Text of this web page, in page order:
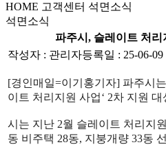
HOME 고객센터 석면소식
석면소식
파주시, 슬레이트 처리
작성자 : 관리자등록일 : 25-06-09
[경인매일=이기홍기자] 파주시는
이트 처리지원 사업‘ 2차 지원
시는 지난 2월 슬레이트 처리지
동 비주택 28동, 지붕개량 33동